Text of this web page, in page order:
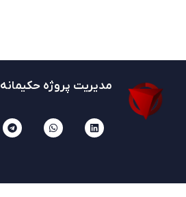
مدیریت پروژه حکیمانه